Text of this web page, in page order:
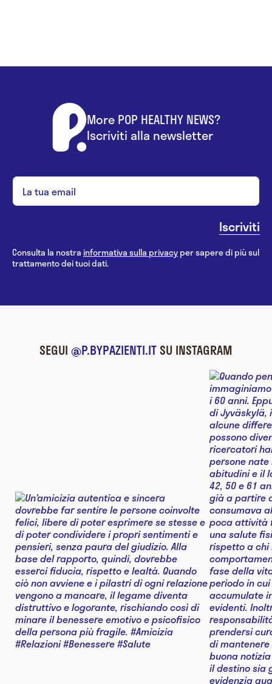
More POP HEALTHY NEWS?
Iscriviti alla newsletter
Consulta la nostra informativa sulla privacyper sapere di più sul
trattamento dei tuoi dati.
SEGUI @P.BYPAZIENTI.ITSU INSTAGRAM